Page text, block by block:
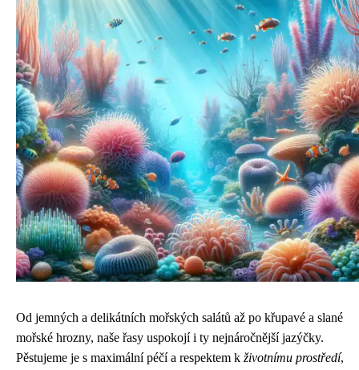
Od jemných a delikátních mořských salátů až po křupavé a slané
mořské hrozny, naše řasy uspokojí i ty nejnáročnější jazýčky.
Pěstujeme je s maximální péčí a respektem k životnímu prostředí,